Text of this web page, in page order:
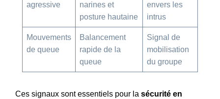
agressive
narines et
posture hautaine
envers les
intrus
Mouvements
de queue
Balancement
rapide de la
queue
Signal de
mobilisation
du groupe
Ces signaux sont essentiels pour la sécurité en